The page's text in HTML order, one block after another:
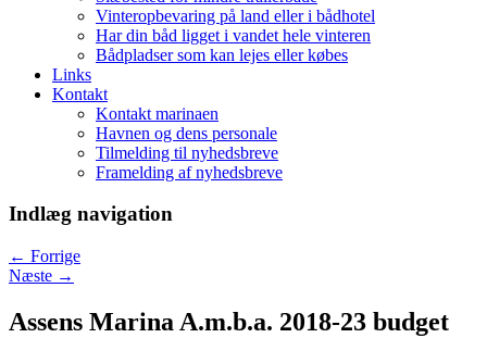
Vinteropbevaring på land eller i bådhotel
Har din båd ligget i vandet hele vinteren
Bådpladser som kan lejes eller købes
Links
Kontakt
Kontakt marinaen
Havnen og dens personale
Tilmelding til nyhedsbreve
Framelding af nyhedsbreve
Indlæg navigation
← Forrige
Næste →
Assens Marina A.m.b.a. 2018-23 budget